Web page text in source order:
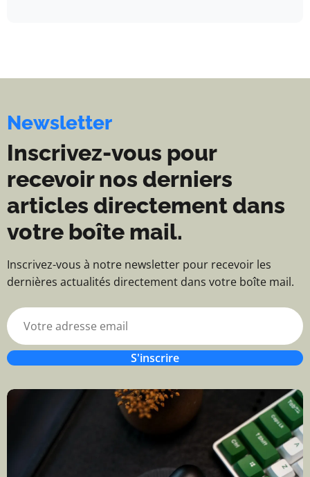
Newsletter
Inscrivez-vous pour
recevoir nos derniers
articles directement dans
votre boîte mail.
Inscrivez-vous à notre newsletter pour recevoir les
dernières actualités directement dans votre boîte mail.
S'inscrire